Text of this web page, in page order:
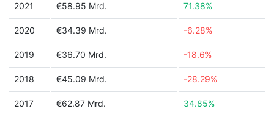
2021 €58.95 Mrd. 71.38%
2020 €34.39 Mrd. -6.28%
2019 €36.70 Mrd. -18.6%
2018 €45.09 Mrd. -28.29%
2017 €62.87 Mrd. 34.85%